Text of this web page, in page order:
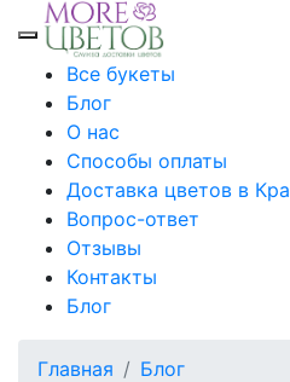
Toggle mobile menu
Все букеты
Блог
О нас
Способы оплаты
Доставка цветов в
Вопрос-ответ
Отзывы
Контакты
Блог
Главная
Блог